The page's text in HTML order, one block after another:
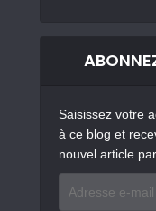
Saisissez votre
à ce blog et
nouvel article